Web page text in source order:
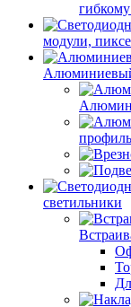
модули,
светильники